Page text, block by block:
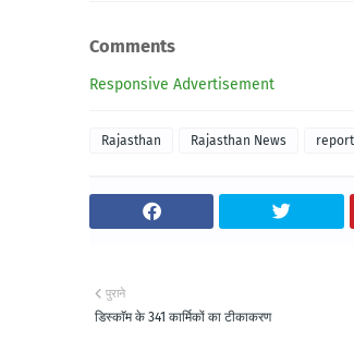
Comments
Responsive Advertisement
Rajasthan Rajasthan News
पुराने
डिस्काॅम के 341 कार्मिकों का टीकाकरण